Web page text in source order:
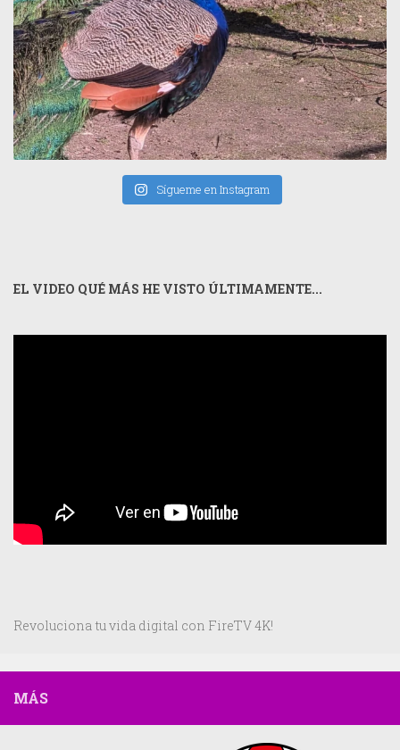
Sígueme en Instagram
EL VIDEO QUÉ MÁS HE VISTO ÚLTIMAMENTE...
Revoluciona tu vida digital con FireTV 4K!
MÁS